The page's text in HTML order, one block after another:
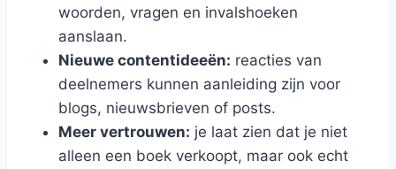
woorden, vragen en invalshoeken
aanslaan.
Nieuwe contentideeën: reacties van
deelnemers kunnen aanleiding zijn voor
blogs, nieuwsbrieven of posts.
Meer vertrouwen: je laat zien dat je niet
alleen een boek verkoopt, maar ook echt